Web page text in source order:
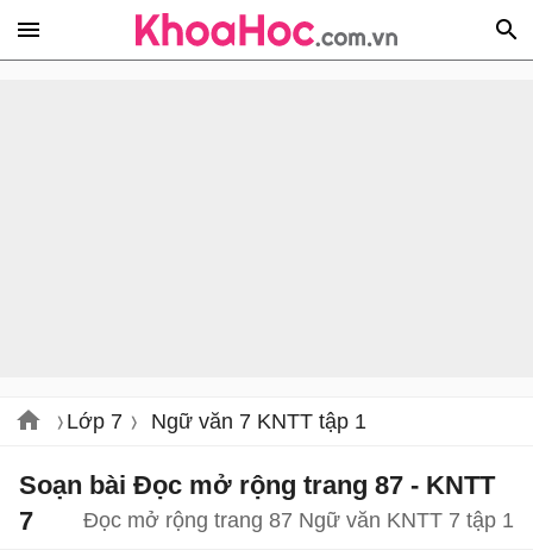
Lớp 7 Ngữ văn 7 KNTT tập 1
Soạn bài Đọc mở rộng trang 87 - KNTT
7
Đọc mở rộng trang 87 Ngữ văn KNTT 7 tập 1